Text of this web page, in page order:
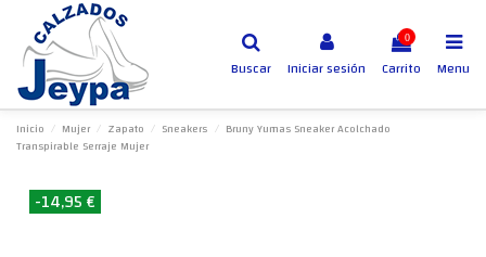
Buscar Iniciar sesión
0
Carrito Menu
Inicio Mujer Zapato Sneakers
Bruny Yumas Sneaker Acolchado
Transpirable Serraje Mujer
-14,95 €